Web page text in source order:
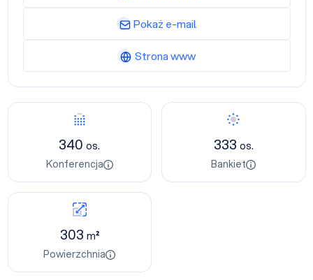
340os.
Konferencja
333 os.
Bankiet
303 m²
Powierzchnia
Pokaż e-mail
Strona www